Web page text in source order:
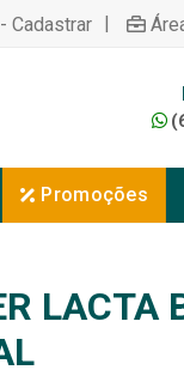
Cadastrar |
Promoções
LACTA